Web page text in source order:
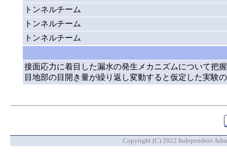
トンネルチーム
トンネルチーム
トンネルチーム
接面応力に着目した漏水の発生メカニズムについて把
目地部の目開き量が繰り返し変動すると仮定した実験
Copyright (C) 2022 Independent